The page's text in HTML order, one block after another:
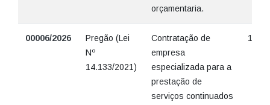
orçamentaria.
00006/2026
Pregão (Lei
Nº
14.133/2021)
Contratação de
empresa
especializada para a
prestação de
serviços continuados
12/